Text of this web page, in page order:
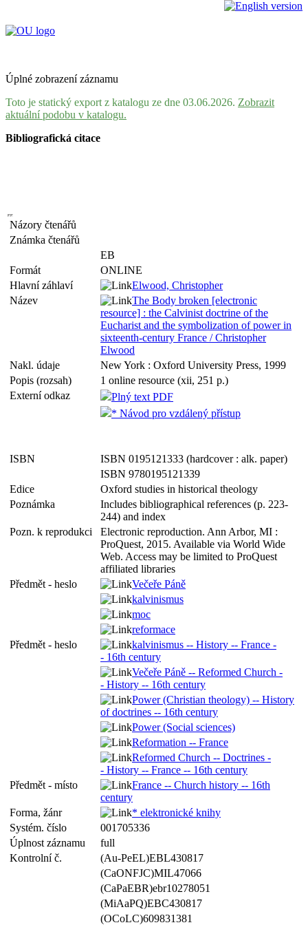
Úplné zobrazení záznamu
Toto je statický export z katalogu ze dne 03.06.2026. Zobrazit
aktuální podobu v katalogu.
Bibliografická citace
Názory čtenářů
Známka čtenářů
EB
Formát
ONLINE
Hlavní záhlaví
Elwood, Christopher
Název
The Body broken [electronic
resource] : the Calvinist doctrine of the
Eucharist and the symbolization of power in
sixteenth-century France / Christopher
Elwood
Nakl. údaje
New York : Oxford University Press, 1999
Popis (rozsah)
1 online resource (xii, 251 p.)
Externí odkaz
Plný text PDF
* Návod pro vzdálený přístup
ISBN
ISBN 0195121333 (hardcover : alk. paper)
ISBN 9780195121339
Edice
Oxford studies in historical theology
Poznámka
Includes bibliographical references (p. 223-
244) and index
Pozn. k reprodukci
Electronic reproduction. Ann Arbor, MI :
ProQuest, 2015. Available via World Wide
Web. Access may be limited to ProQuest
affiliated libraries
Předmět - heslo
Večeře Páně
kalvinismus
moc
reformace
Předmět - heslo
kalvinismus -- History -- France -
- 16th century
Večeře Páně -- Reformed Church -
- History -- 16th century
Power (Christian theology) -- History
of doctrines -- 16th century
Power (Social sciences)
Reformation -- France
Reformed Church -- Doctrines -
- History -- France -- 16th century
Předmět - místo
France -- Church history -- 16th
century
Forma, žánr
* elektronické knihy
Systém. číslo
001705336
Úplnost záznamu
full
Kontrolní č.
(Au-PeEL)EBL430817
(CaONFJC)MIL47066
(CaPaEBR)ebr10278051
(MiAaPQ)EBC430817
(OCoLC)609831381